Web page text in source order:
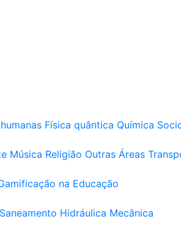
Física quântica Química
Música Religião Outras Áreas
na Educação
Saneamento Hidráulica Mecânica